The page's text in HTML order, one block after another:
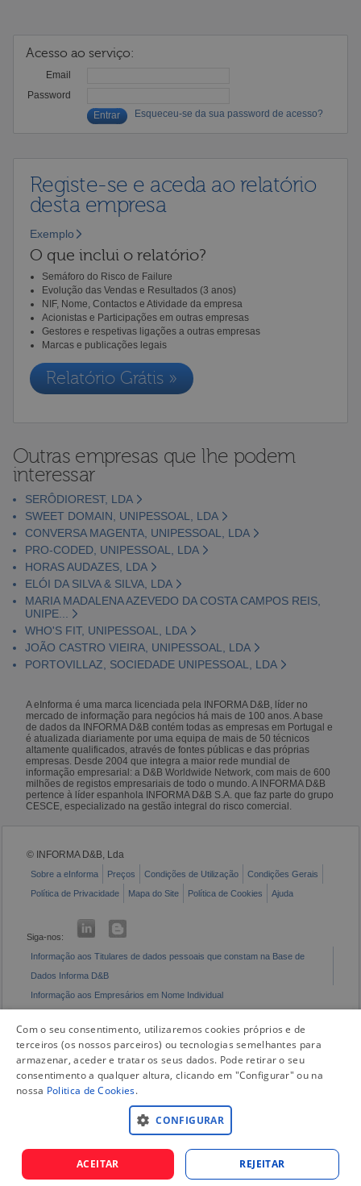
Acesso ao serviço:
Email
Password
Esqueceu-se da sua password de acesso?
Registe-se e aceda ao relatório
desta empresa
Exemplo
O que inclui o relatório?
Semáforo do Risco de Failure
Evolução das Vendas e Resultados (3 anos)
NIF, Nome, Contactos e Atividade da empresa
Acionistas e Participações em outras empresas
Gestores e respetivas ligações a outras empresas
Marcas e publicações legais
Relatório Grátis »
Outras empresas que lhe podem
interessar
SERÔDIOREST, LDA
SWEET DOMAIN, UNIPESSOAL, LDA
CONVERSA MAGENTA, UNIPESSOAL, LDA
PRO-CODED, UNIPESSOAL, LDA
HORAS AUDAZES, LDA
ELÓI DA SILVA & SILVA, LDA
MARIA MADALENA AZEVEDO DA COSTA CAMPOS REIS,
UNIPE...
WHO'S FIT, UNIPESSOAL, LDA
JOÃO CASTRO VIEIRA, UNIPESSOAL, LDA
PORTOVILLAZ, SOCIEDADE UNIPESSOAL, LDA
A eInforma é uma marca licenciada pela INFORMA D&B, líder no
mercado de informação para negócios há mais de 100 anos. A base
de dados da INFORMA D&B contém todas as empresas em Portugal e
é atualizada diariamente por uma equipa de mais de 50 técnicos
altamente qualificados, através de fontes públicas e das próprias
empresas. Desde 2004 que integra a maior rede mundial de
informação empresarial: a D&B Worldwide Network, com mais de 600
milhões de registos empresariais de todo o mundo. A INFORMA D&B
pertence à líder espanhola INFORMA D&B S.A. que faz parte do grupo
CESCE, especializado na gestão integral do risco comercial.
© INFORMA D&B, Lda
Sobre a eInforma Preços Condições de Utilização
Condições Gerais
Política de Privacidade
Mapa do Site Política de Cookies Ajuda
Siga-nos:
Informação aos Titulares de dados pessoais que constam na Base de
Dados Informa D&B
Informação aos Empresários em Nome Individual
Com o seu consentimento, utilizaremos cookies próprios e de
terceiros (os nossos parceiros) ou tecnologias semelhantes para
armazenar, aceder e tratar os seus dados. Pode retirar o seu
consentimento a qualquer altura, clicando em "Configurar" ou na
nossa Politica de Cookies.
CONFIGURAR
ACEITAR REJEITAR